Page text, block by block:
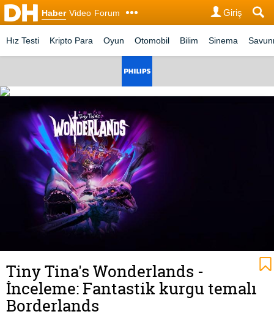
Haber Video Forum Giriş
Hız Testi Kripto Para Oyun Otomobil Bilim Sinema
Tiny Tina's Wonderlands -
İnceleme: Fantastik kurgu temalı
Borderlands